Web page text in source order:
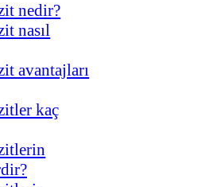
nedir?
nasıl
avantajları
kaç